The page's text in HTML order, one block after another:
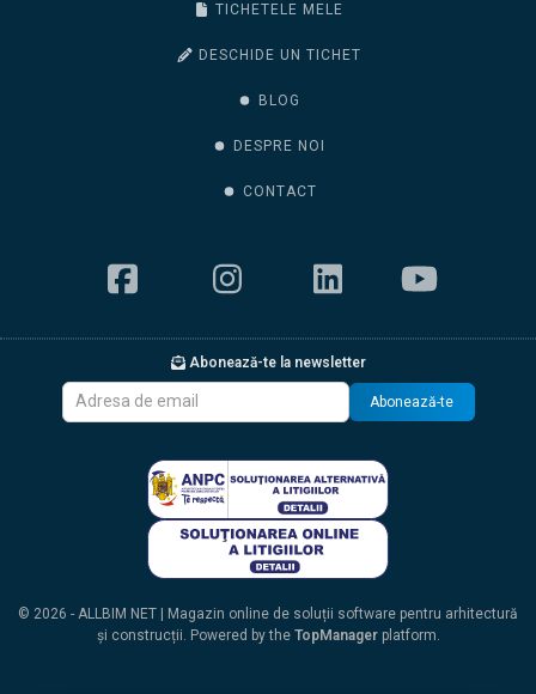
TICHETELE MELE
DESCHIDE UN TICHET
BLOG
DESPRE NOI
CONTACT
Abonează-te la newsletter
Abonează-te
© 2026 - ALLBIM NET | Magazin online de soluții software pentru arhitectură
și construcții. Powered by the TopManagerplatform.